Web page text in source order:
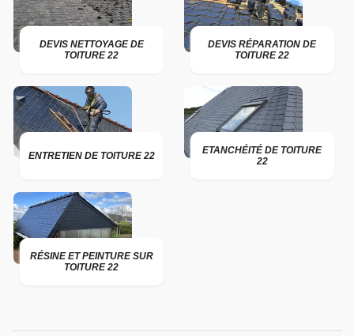
DEVIS NETTOYAGE DE
TOITURE 22
DEVIS RÉPARATION DE
TOITURE 22
ENTRETIEN DE TOITURE 22
ETANCHÉITÉ DE TOITURE
22
RÉSINE ET PEINTURE SUR
TOITURE 22